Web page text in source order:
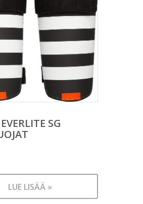
SG
LUE LISÄÄ »